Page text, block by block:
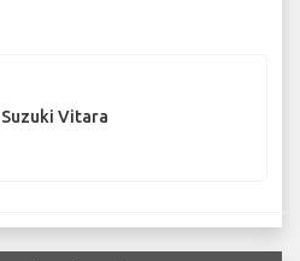
Suzuki Vitara